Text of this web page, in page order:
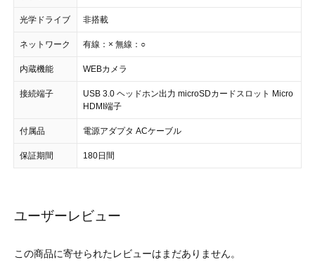
光学ドライブ 非搭載
ネットワーク 有線：× 無線：○
内蔵機能 WEBカメラ
接続端子
USB 3.0 ヘッドホン出力 microSDカードスロット Micro
HDMI端子
付属品 電源アダプタ ACケーブル
保証期間 180日間
ユーザーレビュー
この商品に寄せられたレビューはまだありません。